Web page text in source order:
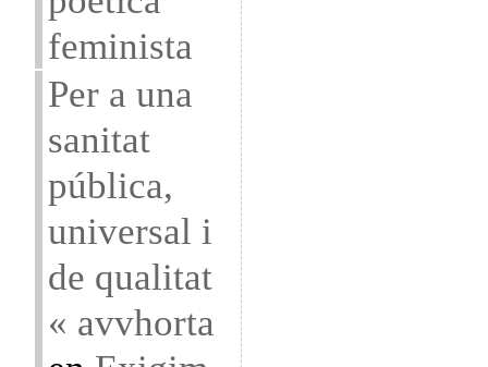
feminista
Per a una
sanitat
pública,
universal i
de qualitat
« avvhorta